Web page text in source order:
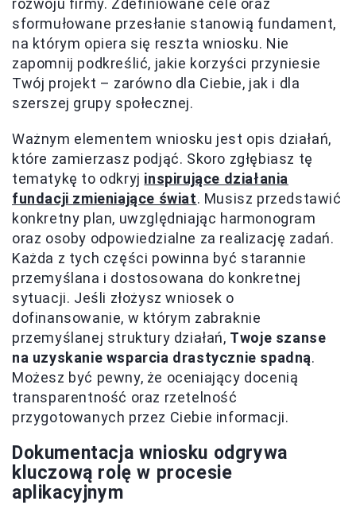
rozwoju firmy. Zdefiniowane cele oraz
sformułowane przesłanie stanowią fundament,
na którym opiera się reszta wniosku. Nie
zapomnij podkreślić, jakie korzyści przyniesie
Twój projekt – zarówno dla Ciebie, jak i dla
szerszej grupy społecznej.
Ważnym elementem wniosku jest opis działań,
które zamierzasz podjąć. Skoro zgłębiasz tę
tematykę to odkryj inspirujące działania
fundacji zmieniające świat. Musisz przedstawić
konkretny plan, uwzględniając harmonogram
oraz osoby odpowiedzialne za realizację zadań.
Każda z tych części powinna być starannie
przemyślana i dostosowana do konkretnej
sytuacji. Jeśli złożysz wniosek o
dofinansowanie, w którym zabraknie
przemyślanej struktury działań, Twoje szanse
na uzyskanie wsparcia drastycznie spadną.
Możesz być pewny, że oceniający docenią
transparentność oraz rzetelność
przygotowanych przez Ciebie informacji.
Dokumentacja wniosku odgrywa
kluczową rolę w procesie
aplikacyjnym